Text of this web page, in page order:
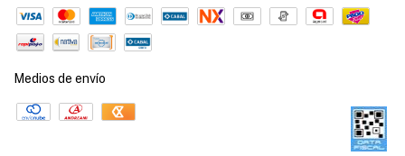
Medios de envío